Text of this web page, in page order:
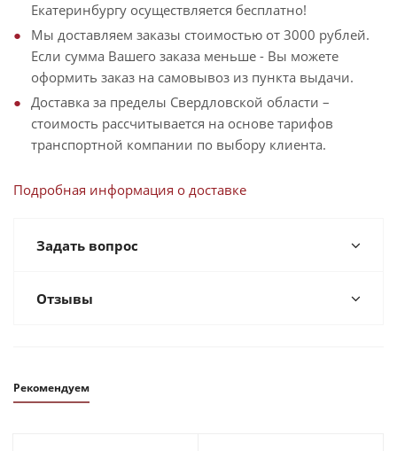
Екатеринбургу осуществляется бесплатно!
Мы доставляем заказы стоимостью от 3000 рублей.
Если сумма Вашего заказа меньше - Вы можете
оформить заказ на самовывоз из пункта выдачи.
Доставка за пределы Свердловской области –
стоимость рассчитывается на основе тарифов
транспортной компании по выбору клиента.
Подробная информация о доставке
Задать вопрос
Отзывы
Рекомендуем